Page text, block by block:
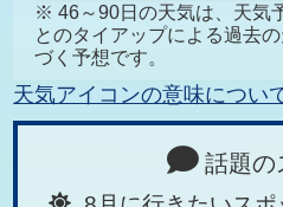
※ 46～90日の天気は、天気
とのタイアップによる過去
づく予想です。
天気アイコンの意味につい
話題の